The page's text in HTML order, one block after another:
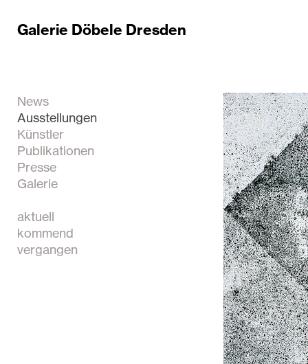
Galerie Döbele Dresden
News
Ausstellungen
Künstler
Publikationen
Presse
Galerie
aktuell
kommend
vergangen